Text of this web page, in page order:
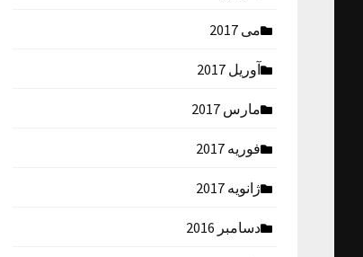
می 2017
آوریل 2017
مارس 2017
فوریه 2017
ژانویه 2017
دسامبر 2016